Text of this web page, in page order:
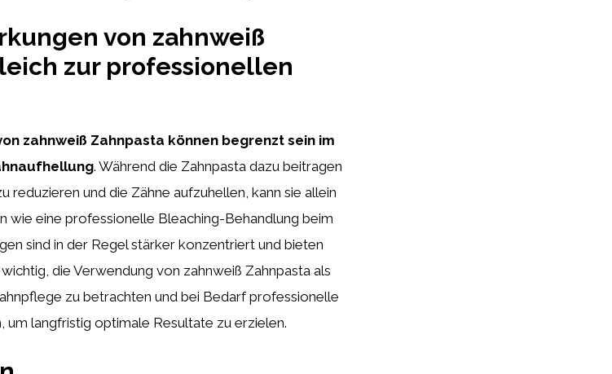
von zahnweiß
zur professionellen
zahnweiß Zahnpasta können begrenzt sein im
. Während die Zahnpasta dazu beitragen
reduzieren und die Zähne aufzuhellen, kann sie allein
wie eine professionelle Bleaching-Behandlung beim
sind in der Regel stärker konzentriert und bieten
die Verwendung von zahnweiß Zahnpasta als
zu betrachten und bei Bedarf professionelle
um langfristig optimale Resultate zu erzielen.